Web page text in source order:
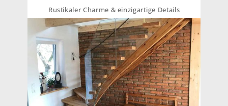
Rustikaler Charme & einzigartige Details